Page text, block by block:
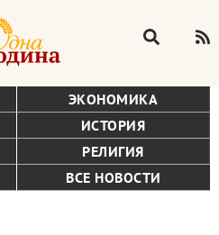
ЭКОНОМИКА
ИСТОРИЯ
РЕЛИГИЯ
ВСЕ НОВОСТИ